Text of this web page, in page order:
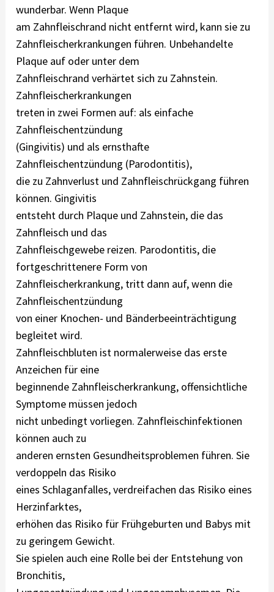
wunderbar. Wenn Plaque
am Zahnfleischrand nicht entfernt wird, kann sie zu
Zahnfleischerkrankungen führen. Unbehandelte
Plaque auf oder unter dem
Zahnfleischrand verhärtet sich zu Zahnstein.
Zahnfleischerkrankungen
treten in zwei Formen auf: als einfache
Zahnfleischentzündung
(Gingivitis) und als ernsthafte
Zahnfleischentzündung (Parodontitis),
die zu Zahnverlust und Zahnfleischrückgang führen
können. Gingivitis
entsteht durch Plaque und Zahnstein, die das
Zahnfleisch und das
Zahnfleischgewebe reizen. Parodontitis, die
fortgeschrittenere Form von
Zahnfleischerkrankung, tritt dann auf, wenn die
Zahnfleischentzündung
von einer Knochen- und Bänderbeeinträchtigung
begleitet wird.
Zahnfleischbluten ist normalerweise das erste
Anzeichen für eine
beginnende Zahnfleischerkrankung, offensichtliche
Symptome müssen jedoch
nicht unbedingt vorliegen. Zahnfleischinfektionen
können auch zu
anderen ernsten Gesundheitsproblemen führen. Sie
verdoppeln das Risiko
eines Schlaganfalles, verdreifachen das Risiko eines
Herzinfarktes,
erhöhen das Risiko für Frühgeburten und Babys mit
zu geringem Gewicht.
Sie spielen auch eine Rolle bei der Entstehung von
Bronchitis,